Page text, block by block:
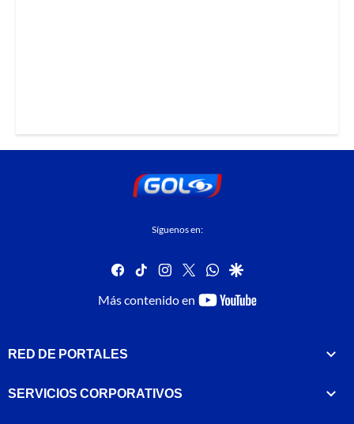
Síguenos en:
facebook
tiktok instagram
twitterwhatsapp
google
Más contenido en
youtube-
RED DE PORTALES
SERVICIOS CORPORATIVOS